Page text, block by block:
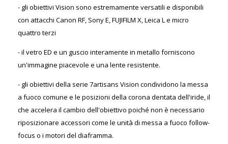
- gli obiettivi Vision sono estremamente versatili e disponibili
con attacchi Canon RF, Sony E, FUJIFILM X, Leica L e micro
quattro terzi
- il vetro ED e un guscio interamente in metallo forniscono
un'immagine piacevole e una lente resistente.
- gli obiettivi della serie 7artisans Vision condividono la messa
a fuoco comune e le posizioni della corona dentata dell'iride, il
che accelera il cambio dell'obiettivo poiché non è necessario
riposizionare accessori come le unità di messa a fuoco follow-
focus o i motori del diaframma.